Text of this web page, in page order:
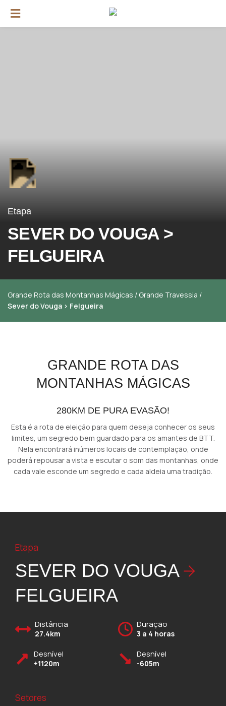
Etapa
SEVER DO VOUGA >
FELGUEIRA
Grande Rota das Montanhas Mágicas / Grande Travessia /
Sever do Vouga > Felgueira
GRANDE ROTA DAS
MONTANHAS MÁGICAS
280KM DE PURA EVASÃO!
Esta é a rota de eleição para quem deseja conhecer os seus
limites, um segredo bem guardado para os amantes de BTT.
Nela encontrará inúmeros locais de contemplação, onde
poderá repousar a vista e escutar o som das montanhas, onde
cada vale esconde um segredo e cada aldeia uma tradição.
Etapa
SEVER DO VOUGA
FELGUEIRA
Distância
27.4km
Duração
3 a 4 horas
Desnível
+1120m
Desnível
-605m
Setores